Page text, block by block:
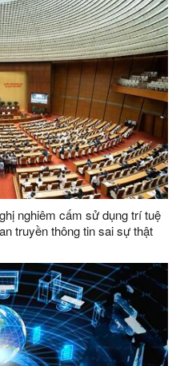
nghiêm cấm sử dụng trí tuệ
truyền thông tin sai sự thật